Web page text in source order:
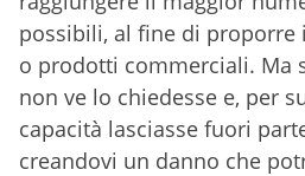
possibili, al fine di proporre
o prodotti commerciali. Ma
non ve lo chiedesse e, per
capacità lasciasse fuori
creandovi un danno che